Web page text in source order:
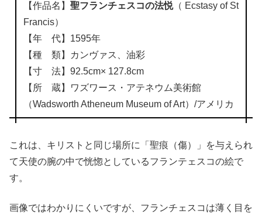
【作品名】 聖フランチェスコの法悦（ Ecstasy of St
Francis）
【年 代】1595年
【種 類】カンヴァス、油彩
【寸 法】92.5cm× 127.8cm
【所 蔵】ワズワース・アテネウム美術館
（Wadsworth Atheneum Museum of Art）/アメリカ
これは、キリストと同じ場所に「聖痕（傷）」を与えられ
て天使の腕の中で恍惚としているフランテェスコの絵で
す。
画像ではわかりにくいですが、フランチェスコは薄く目を